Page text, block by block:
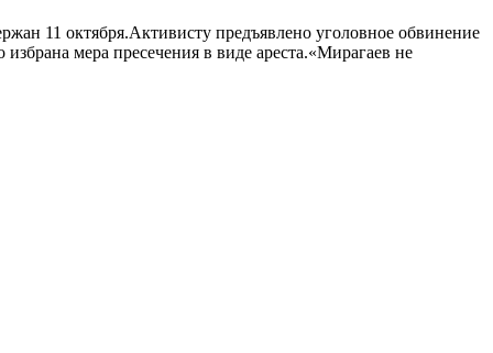
11 октября.Активисту предъявлено уголовное обвинение
мера пресечения в виде ареста.«Мирагаев не